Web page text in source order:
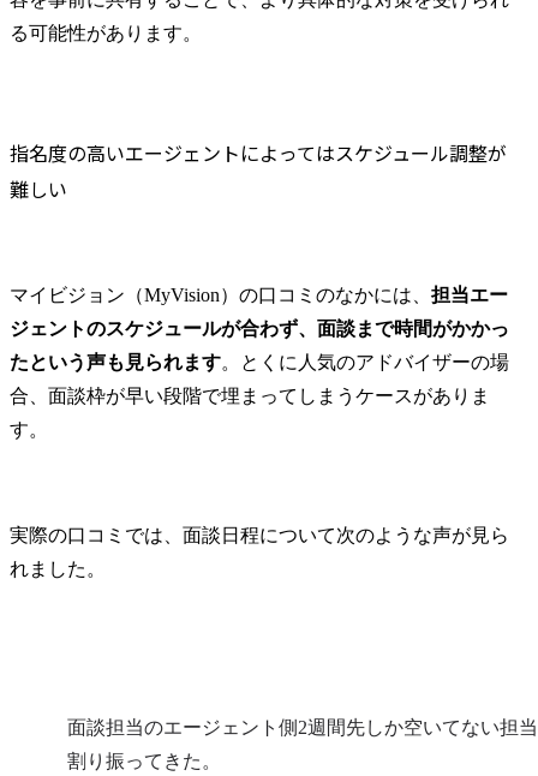
る可能性があります。
指名度の高いエージェントによってはスケジュール調整が
難しい
マイビジョン（MyVision）の口コミのなかには、 担当エー
ジェントのスケジュールが合わず、面談まで時間がかかっ
たという声も見られます。とくに人気のアドバイザーの場
合、面談枠が早い段階で埋まってしまうケースがありま
す。
実際の口コミでは、面談日程について次のような声が見ら
れました。
面談担当のエージェント側2週間先しか空いてない担
割り振ってきた。